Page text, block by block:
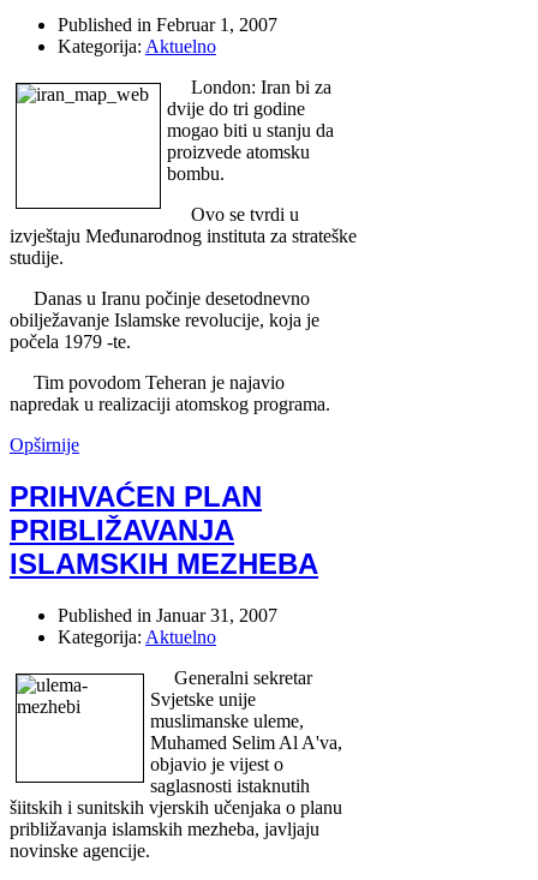
Published in Februar 1, 2007
Kategorija: Aktuelno
London: Iran bi za
dvije do tri godine
mogao biti u stanju da
proizvede atomsku
bombu.
Ovo se tvrdi u
izvještaju Međunarodnog instituta za strateške
studije.
Danas u Iranu počinje desetodnevno
obilježavanje Islamske revolucije, koja je
počela 1979 -te.
Tim povodom Teheran je najavio
napredak u realizaciji atomskog programa.
Opširnije
PRIHVAĆEN PLAN
PRIBLIŽAVANJA
ISLAMSKIH MEZHEBA
Published in Januar 31, 2007
Kategorija: Aktuelno
Generalni sekretar
Svjetske unije
muslimanske uleme,
Muhamed Selim Al A'va,
objavio je vijest o
saglasnosti istaknutih
šiitskih i sunitskih vjerskih učenjaka o planu
približavanja islamskih mezheba, javljaju
novinske agencije.